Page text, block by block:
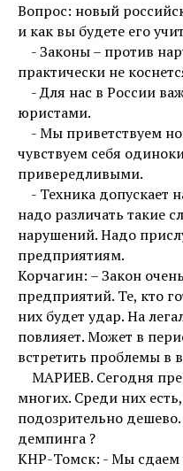
Вопрос: новый
и как вы будете его
- Законы – против
практически не
- Для нас в России
юристами.
- Мы приветствуем
чувствуем себя
привередливыми.
- Техника допускает
надо различать такие
нарушений. Надо
предприятиям.
Корчагин: – Закон
предприятий. Те, кто
них будет удар. На
повлияет. Может в
встретить проблемы в
МАРИЕВ. Сегодня
многих. Среди них
подозрительно дешево.
демпинга ?
КНР-Томск: - Мы сдаем